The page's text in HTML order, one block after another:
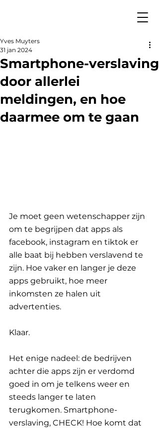
Smartphone-verslaving
door allerlei
meldingen, en hoe
daarmee om te gaan
Yves Muyters
31 jan 2024
Je moet geen wetenschapper zijn
om te begrijpen dat apps als
facebook, instagram en tiktok er
alle baat bij hebben verslavend te
zijn. Hoe vaker en langer je deze
apps gebruikt, hoe meer
inkomsten ze halen uit
advertenties.
Klaar.
Het enige nadeel: de bedrijven
achter die apps zijn er verdomd
goed in om je telkens weer en
steeds langer te laten
terugkomen. Smartphone-
verslaving, CHECK! Hoe komt dat